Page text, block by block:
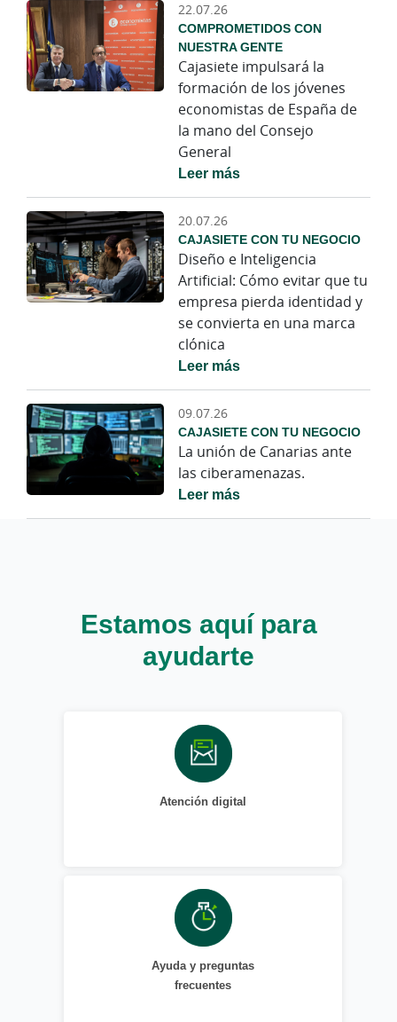
22.07.26
COMPROMETIDOS CON
NUESTRA GENTE
Cajasiete impulsará la
formación de los jóvenes
economistas de España de
la mano del Consejo
General
Leer más
20.07.26
CAJASIETE CON TU NEGOCIO
Diseño e Inteligencia
Artificial: Cómo evitar que tu
empresa pierda identidad y
se convierta en una marca
clónica
Leer más
09.07.26
CAJASIETE CON TU NEGOCIO
La unión de Canarias ante
las ciberamenazas.
Leer más
Estamos aquí para
ayudarte
Atención digital
Ayuda y preguntas
frecuentes